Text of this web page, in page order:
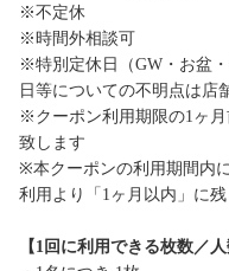
※不定休
※時間外相談可
※特別定休日（GW・お盆
日等についての不明点は店
※クーポン利用期限の1ヶ
致します
※本クーポンの利用期間内
利用より「1ヶ月以内」に
【1回に利用できる枚数／人